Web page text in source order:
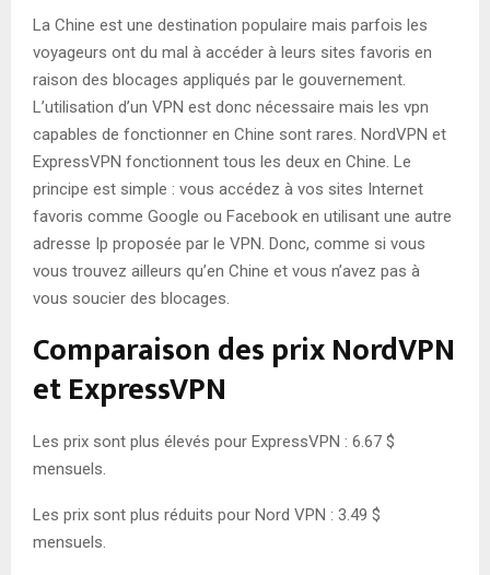
La Chine est une destination populaire mais parfois les
voyageurs ont du mal à accéder à leurs sites favoris en
raison des blocages appliqués par le gouvernement.
L’utilisation d’un VPN est donc nécessaire mais les vpn
capables de fonctionner en Chine sont rares. NordVPN et
ExpressVPN fonctionnent tous les deux en Chine. Le
principe est simple : vous accédez à vos sites Internet
favoris comme Google ou Facebook en utilisant une autre
adresse Ip proposée par le VPN. Donc, comme si vous
vous trouvez ailleurs qu’en Chine et vous n’avez pas à
vous soucier des blocages.
Comparaison des prix NordVPN
et ExpressVPN
Les prix sont plus élevés pour ExpressVPN : 6.67 $
mensuels.
Les prix sont plus réduits pour Nord VPN : 3.49 $
mensuels.